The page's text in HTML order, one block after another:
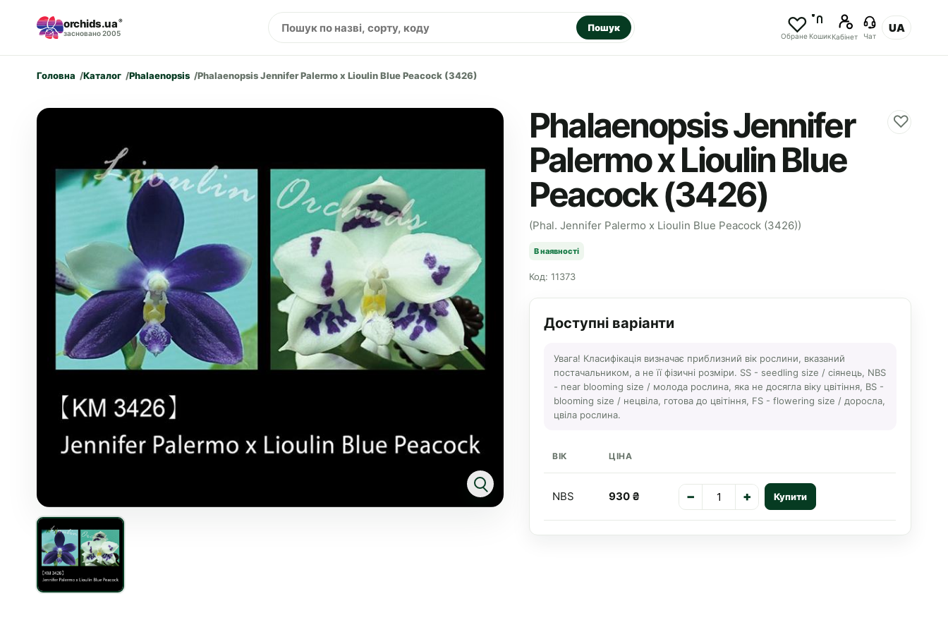
orchids.ua ®
засновано 2005 Пошук
Обране Кошик Кабінет Чат
UA
Головна Каталог Phalaenopsis Phalaenopsis Jennifer Palermo x Lioulin Blue Peacock (3426)
Phalaenopsis Jennifer
Palermo x Lioulin Blue
Peacock (3426)
♡
(Phal. Jennifer Palermo x Lioulin Blue Peacock (3426))
В наявності
Код: 11373
Доступні варіанти
Увага! Класифікація визначає приблизний вік рослини, вказаний
постачальником, а не її фізичні розміри. SS - seedling size / сіянець, NBS
- near blooming size / молода рослина, яка не досягла віку цвітіння, BS -
blooming size / нецвіла, готова до цвітіння, FS - flowering size / доросла,
цвіла рослина.
ВІК ЦІНА
NBS 930 ₴ − + Купити